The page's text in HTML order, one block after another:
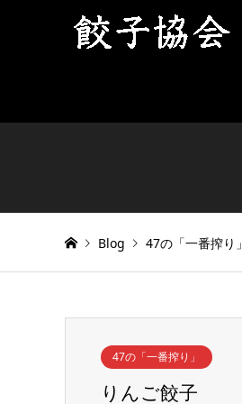
Blog 47の「一番搾り」
47の「一番搾り」
りんご餃子